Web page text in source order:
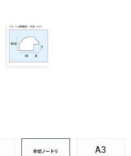
半切ノートリ A3